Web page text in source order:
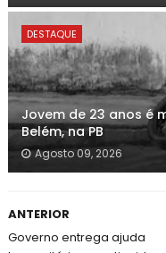
DESTAQUE
Jovem de 23 anos é
Belém, na PB
Agosto 09, 2026
ANTERIOR
Governo entrega ajuda